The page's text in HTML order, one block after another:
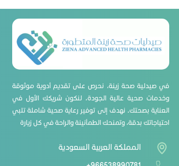
أبتاميل
هجيز
لاكتونيك
ليدي ميل
لاريلك
نستله
نوفالاك
نورالاك
غارنييه
في صيدلية صحة زينة، نحرص على تقديم أدوية موثوقة
وخدمات صحية عالية الجودة، لنكون شريكك الأول في
العناية بصحتك. نهدف إلى توفير رعاية صحية شاملة تلبي
احتياجاتك بدقة، وتمنحك الطمأنينة والراحة في كل زيارة
المملكة العربية السعودية